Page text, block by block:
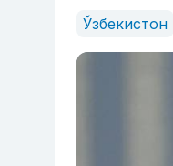
Ўзбекистон